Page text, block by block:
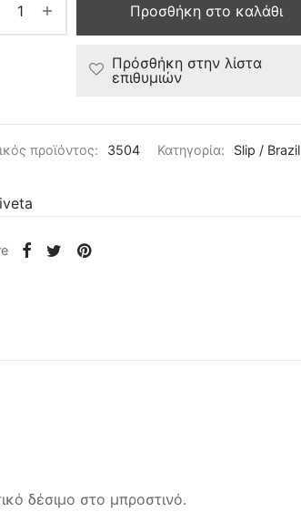
Προσθήκη στο καλάθι
Πρόσθήκη στην λίστα
επιθυμιών
προϊόντος: 3504 Κατηγορία: Slip / Brazil
δέσιμο στο μπροστινό.